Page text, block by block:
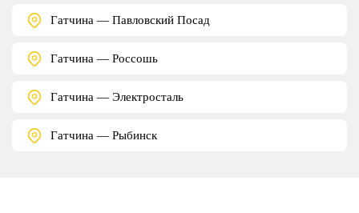
Гатчина — Павловский Посад
Гатчина — Россошь
Гатчина — Электросталь
Гатчина — Рыбинск